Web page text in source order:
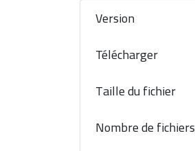
Version
Télécharger
Taille du fichier
Nombre de fichiers